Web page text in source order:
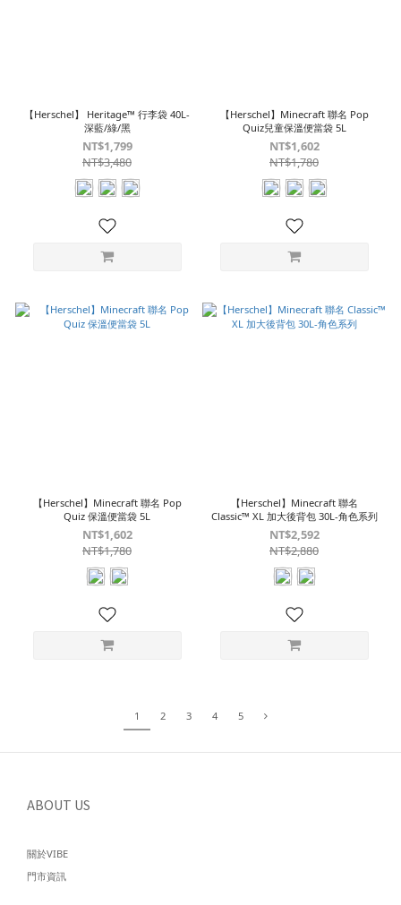
【Herschel】 Heritage™ 行李袋 40L-
深藍/綠/黑
NT$1,799
NT$3,480
【Herschel】Minecraft 聯名 Pop
Quiz兒童保溫便當袋 5L
NT$1,602
NT$1,780
【Herschel】Minecraft 聯名 Pop
Quiz 保溫便當袋 5L
NT$1,602
NT$1,780
【Herschel】Minecraft 聯名
Classic™ XL 加大後背包 30L-角色系列
NT$2,592
NT$2,880
1 2 3 4 5
ABOUT US
關於VIBE
門市資訊